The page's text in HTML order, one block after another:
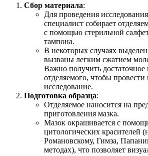
Сбор материала:
Для проведения
специалист собирает
с помощью стерильной
тампона.
В некоторых случаях
вызваны легким сжатием
Важно получить достаточное
отделяемого, чтобы провести
исследование.
Подготовка образца:
Отделяемое наносится на
приготовления мазка.
Мазок окрашивается с
цитологических красителей
Романовскому, Гимза,
методах), что позволяет